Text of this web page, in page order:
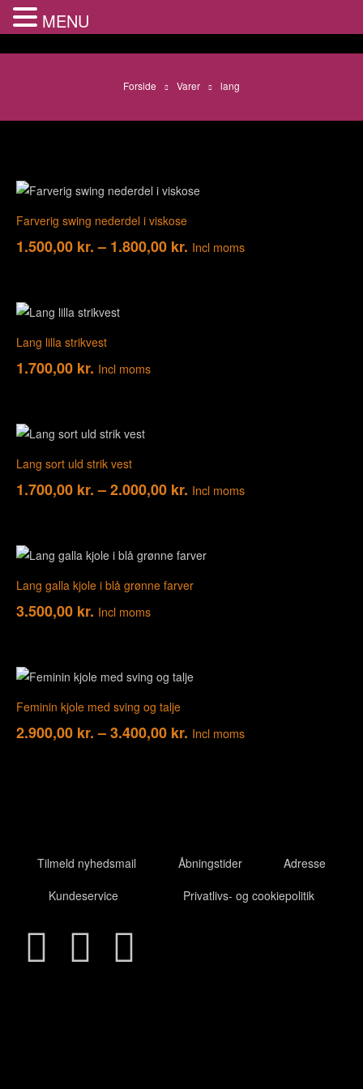
Forside Varer lang
Farverig swing nederdel i viskose
1.500,00 kr. – 1.800,00 kr. Incl moms
Lang lilla strikvest
1.700,00 kr. Incl moms
Lang sort uld strik vest
1.700,00 kr. –2.000,00 kr. Incl moms
Lang galla kjole i blå grønne farver
3.500,00 kr. Incl moms
Feminin kjole med sving og talje
2.900,00 kr. –3.400,00 kr. Incl moms
Tilmeld nyhedsmail Åbningstider
Adresse
Kundeservice
Privatlivs- og cookiepolitik
MENU